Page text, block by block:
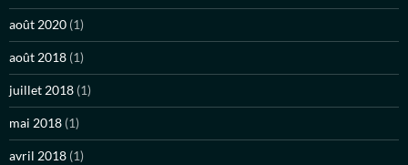
août 2020 (1)
août 2018 (1)
juillet 2018 (1)
mai 2018 (1)
avril 2018 (1)